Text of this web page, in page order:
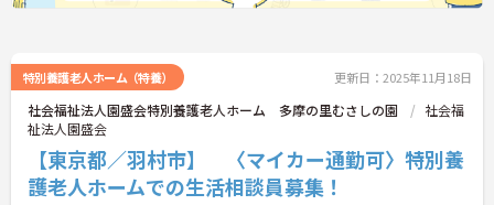
特別養護老人ホーム（特養） 更新日：2025年11月18日
社会福祉法人園盛会特別養護老人ホーム 多摩の里むさしの園
社会福
祉法人園盛会
【東京都／羽村市】 〈マイカー通勤可〉特別養
護老人ホームでの生活相談員募集！